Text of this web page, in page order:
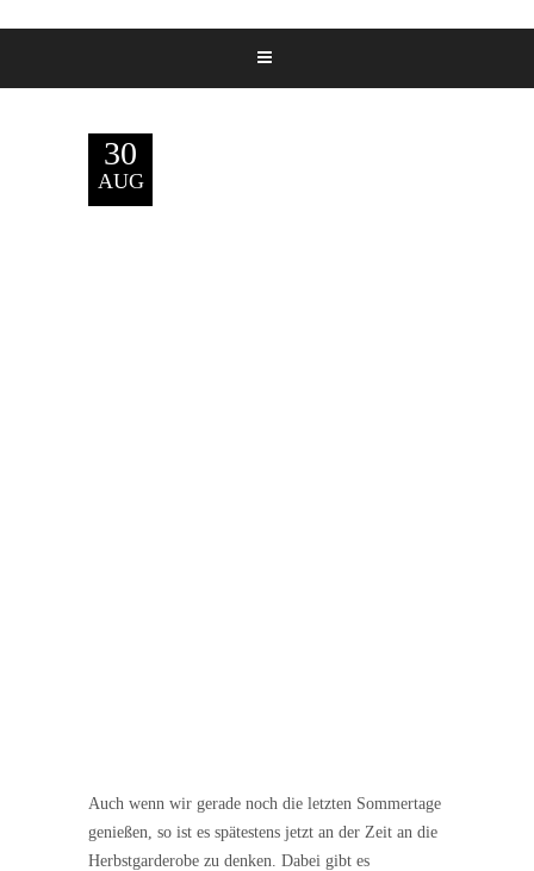
30
AUG
Auch wenn wir gerade noch die letzten Sommertage
genießen, so ist es spätestens jetzt an der Zeit an die
Herbstgarderobe zu denken. Dabei gibt es